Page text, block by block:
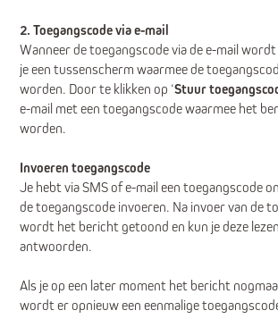
2. Toegangscode via e-mail
Wanneer de toegangscode via de e-mail
je een tussenscherm waarmee de
worden. Door te klikken op ‘Stuur
e-mail met een toegangscode waarmee het
worden.
Invoeren toegangscode
Je hebt via SMS of e-mail een toegangscode
de toegangscode invoeren. Na invoer van de
wordt het bericht getoond en kun je deze
antwoorden.
Als je op een later moment het bericht
wordt er opnieuw een eenmalige